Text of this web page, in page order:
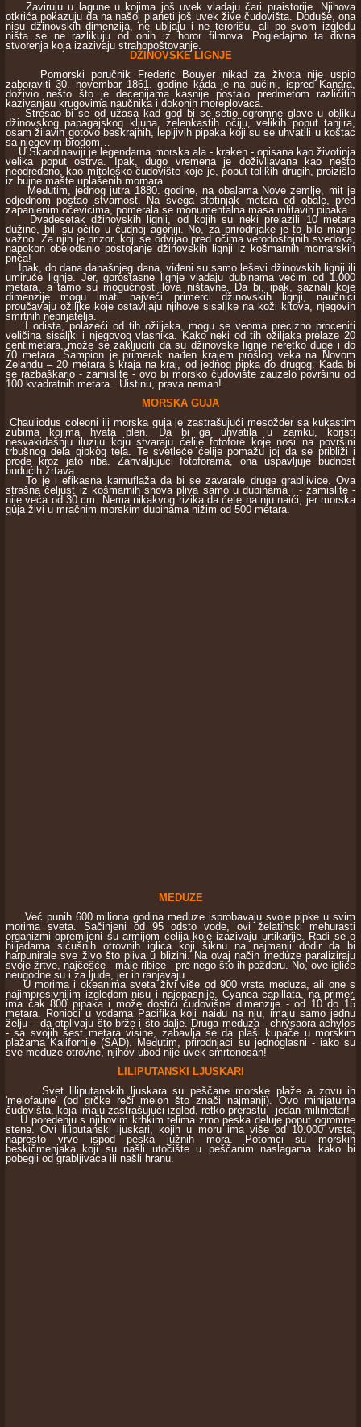
Zaviruju u lagune u kojima još uvek vladaju čari praistorije. Njihova
otkrića pokazuju da na našoj planeti još uvek žive čudovišta. Doduše, ona
nisu džinovskih dimenzija, ne ubijaju i ne terorišu, ali po svom izgledu
ništa se ne razlikuju od onih iz horor filmova. Pogledajmo ta divna
stvorenja koja izazivaju strahopoštovanje.
DŽINOVSKE LIGNJE
Pomorski poručnik Frederic Bouyer nikad za života nije uspio
zaboraviti 30. novembar 1861. godine kada je na pučini, ispred Kanara,
doživio nešto što je decenijama kasnije postalo predmetom različitih
kazivanjau krugovima naučnika i dokonih moreplovaca.
Stresao bi se od užasa kad god bi se setio ogromne glave u obliku
džinovskog papagajskog kljuna, zelenkastih očiju, velikih poput tanjira,
osam žilavih gotovo beskrajnih, lepljivih pipaka koji su se uhvatili u koštac
sa njegovim brodom…
U Skandinaviji je legendarna morska ala - kraken - opisana kao životinja
velika poput ostrva. Ipak, dugo vremena je doživljavana kao nešto
neodredeno, kao mitološko čudovište koje je, poput tolikih drugih, proizišlo
iz bujne mašte uplašenih mornara.
Međutim, jednog jutra 1880. godine, na obalama Nove zemlje, mit je
odjednom postao stvarnost. Na svega stotinjak metara od obale, pred
zapanjenim očevicima, pomerala se monumentalna masa mlitavih pipaka.
Dvadesetak džinovskih lignji, od kojih su neki prelazili 10 metara
dužine, bili su očito u čudnoj agoniji. No, za prirodnjake je to bilo manje
važno. Za njih je prizor, koji se odvijao pred očima verodostojnih svedoka,
napokon obelodanio postojanje džinovskih lignji iz košmarnih mornarskih
priča!
Ipak, do dana današnjeg dana, viđeni su samo leševi džinovskih lignji ili
umiruće lignje. Jer, gorostasne lignje vladaju dubinama većim od 1.000
metara, a tamo su mogućnosti lova ništavne. Da bi, ipak, saznali koje
dimenzije mogu imati najveći primerci džinovskih lignji, naučnici
proučavaju ožiljke koje ostavljaju njihove sisaljke na koži kitova, njegovih
smrtnih neprijatelja.
I odista, polazeći od tih ožiljaka, mogu se veoma precizno proceniti
veličina sisaljki i njegovog vlasnika. Kako neki od tih ožiljaka prelaze 20
centimetara, može se zakljuciti da su džinovske lignje neretko duge i do
70 metara. Šampion je primerak nađen krajem prošlog veka na Novom
Zelandu – 20 metara s kraja na kraj, od jednog pipka do drugog. Kada bi
se razbaškario - zamislite - ovo bi morsko čudovište zauzelo površinu od
100 kvadratnih metara. Uistinu, prava neman!
MORSKA GUJA
Chauliodus coleoni ili morska guja je zastrašujući mesožder sa kukastim
zubima kojima hvata plen. Da bi ga uhvatila u zamku, koristi
nesvakidašnju iluziju koju stvaraju ćelije fotofore koje nosi na površini
trbušnog dela gipkog tela. Te svetleće ćelije pomažu joj da se približi i
prode kroz jato riba. Zahvaljujući fotoforama, ona uspavljuje budnost
budućih žrtava.
To je i efikasna kamuflaža da bi se zavarale druge grabljivice. Ova
strašna čeljust iz košmarnih snova pliva samo u dubinama i - zamislite -
nije veća od 30 cm. Nema nikakvog rizika da ćete na nju naići, jer morska
guja živi u mračnim morskim dubinama nižim od 500 metara.
MEDUZE
Već punih 600 miliona godina meduze isprobavaju svoje pipke u svim
morima sveta. Sačinjeni od 95 odsto vode, ovi želatinski mehurasti
organizmi opremljeni su armijom ćelija koje izazivaju urtikarije. Radi se o
hiljadama sićušnih otrovnih iglica koji šiknu na najmanji dodir da bi
harpunirale sve živo što pliva u blizini. Na ovaj način meduze paraliziraju
svoje žrtve, najčešće - male ribice - pre nego što ih požderu. No, ove iglice
neugodne su i za ljude, jer ih ranjavaju.
U morima i okeanima sveta živi više od 900 vrsta meduza, ali one s
najimpresivnijim izgledom nisu i najopasnije. Cyanea capillata, na primer,
ima čak 800 pipaka i može dostići čudovišne dimenzije - od 10 do 15
metara. Ronioci u vodama Pacifika koji naiđu na nju, imaju samo jednu
želju – da otplivaju što brže i što dalje. Druga meduza - chrysaora achylos
- sa svojih šest metara visine, zabavlja se da plaši kupače u morskim
plažama Kalifornije (SAD). Međutim, prirodnjaci su jednoglasni - iako su
sve meduze otrovne, njihov ubod nije uvek smrtonosan!
LILIPUTANSKI LJUSKARI
Svet liliputanskih ljuskara su peščane morske plaže a zovu ih
'meiofaune' (od grčke reči meion što znači najmanji). Ovo minijaturna
čudovišta, koja imaju zastrašujući izgled, retko prerastu - jedan milimetar!
U poredenju s njihovim krhkim telima zrno peska deluje poput ogromne
stene. Ovi liliputanski ljuskari, kojih u moru ima više od 10.000 vrsta,
naprosto vrve ispod peska južnih mora. Potomci su morskih
beskičmenjaka koji su našli utočište u peščanim naslagama kako bi
pobegli od grabljivaca ili našli hranu.